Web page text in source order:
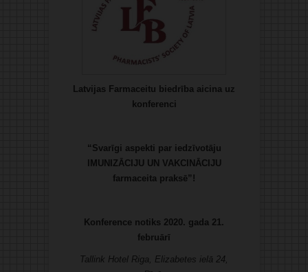
Latvijas Farmaceitu biedrība aicina uz
konferenci
“Svarīgi aspekti par iedzīvotāju
IMUNIZĀCIJU UN VAKCINĀCIJU
farmaceita praksē”!
Konference notiks 2020. gada 21.
februārī
Tallink Hotel Riga, Elizabetes ielā 24,